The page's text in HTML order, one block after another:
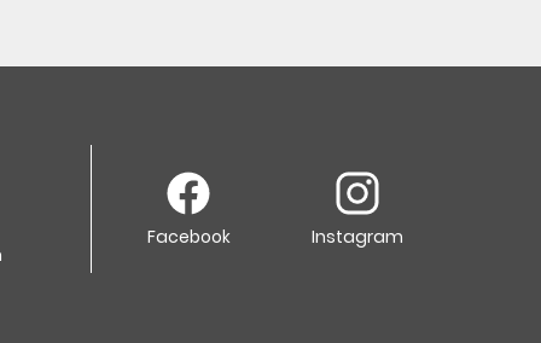
Facebook Instagram